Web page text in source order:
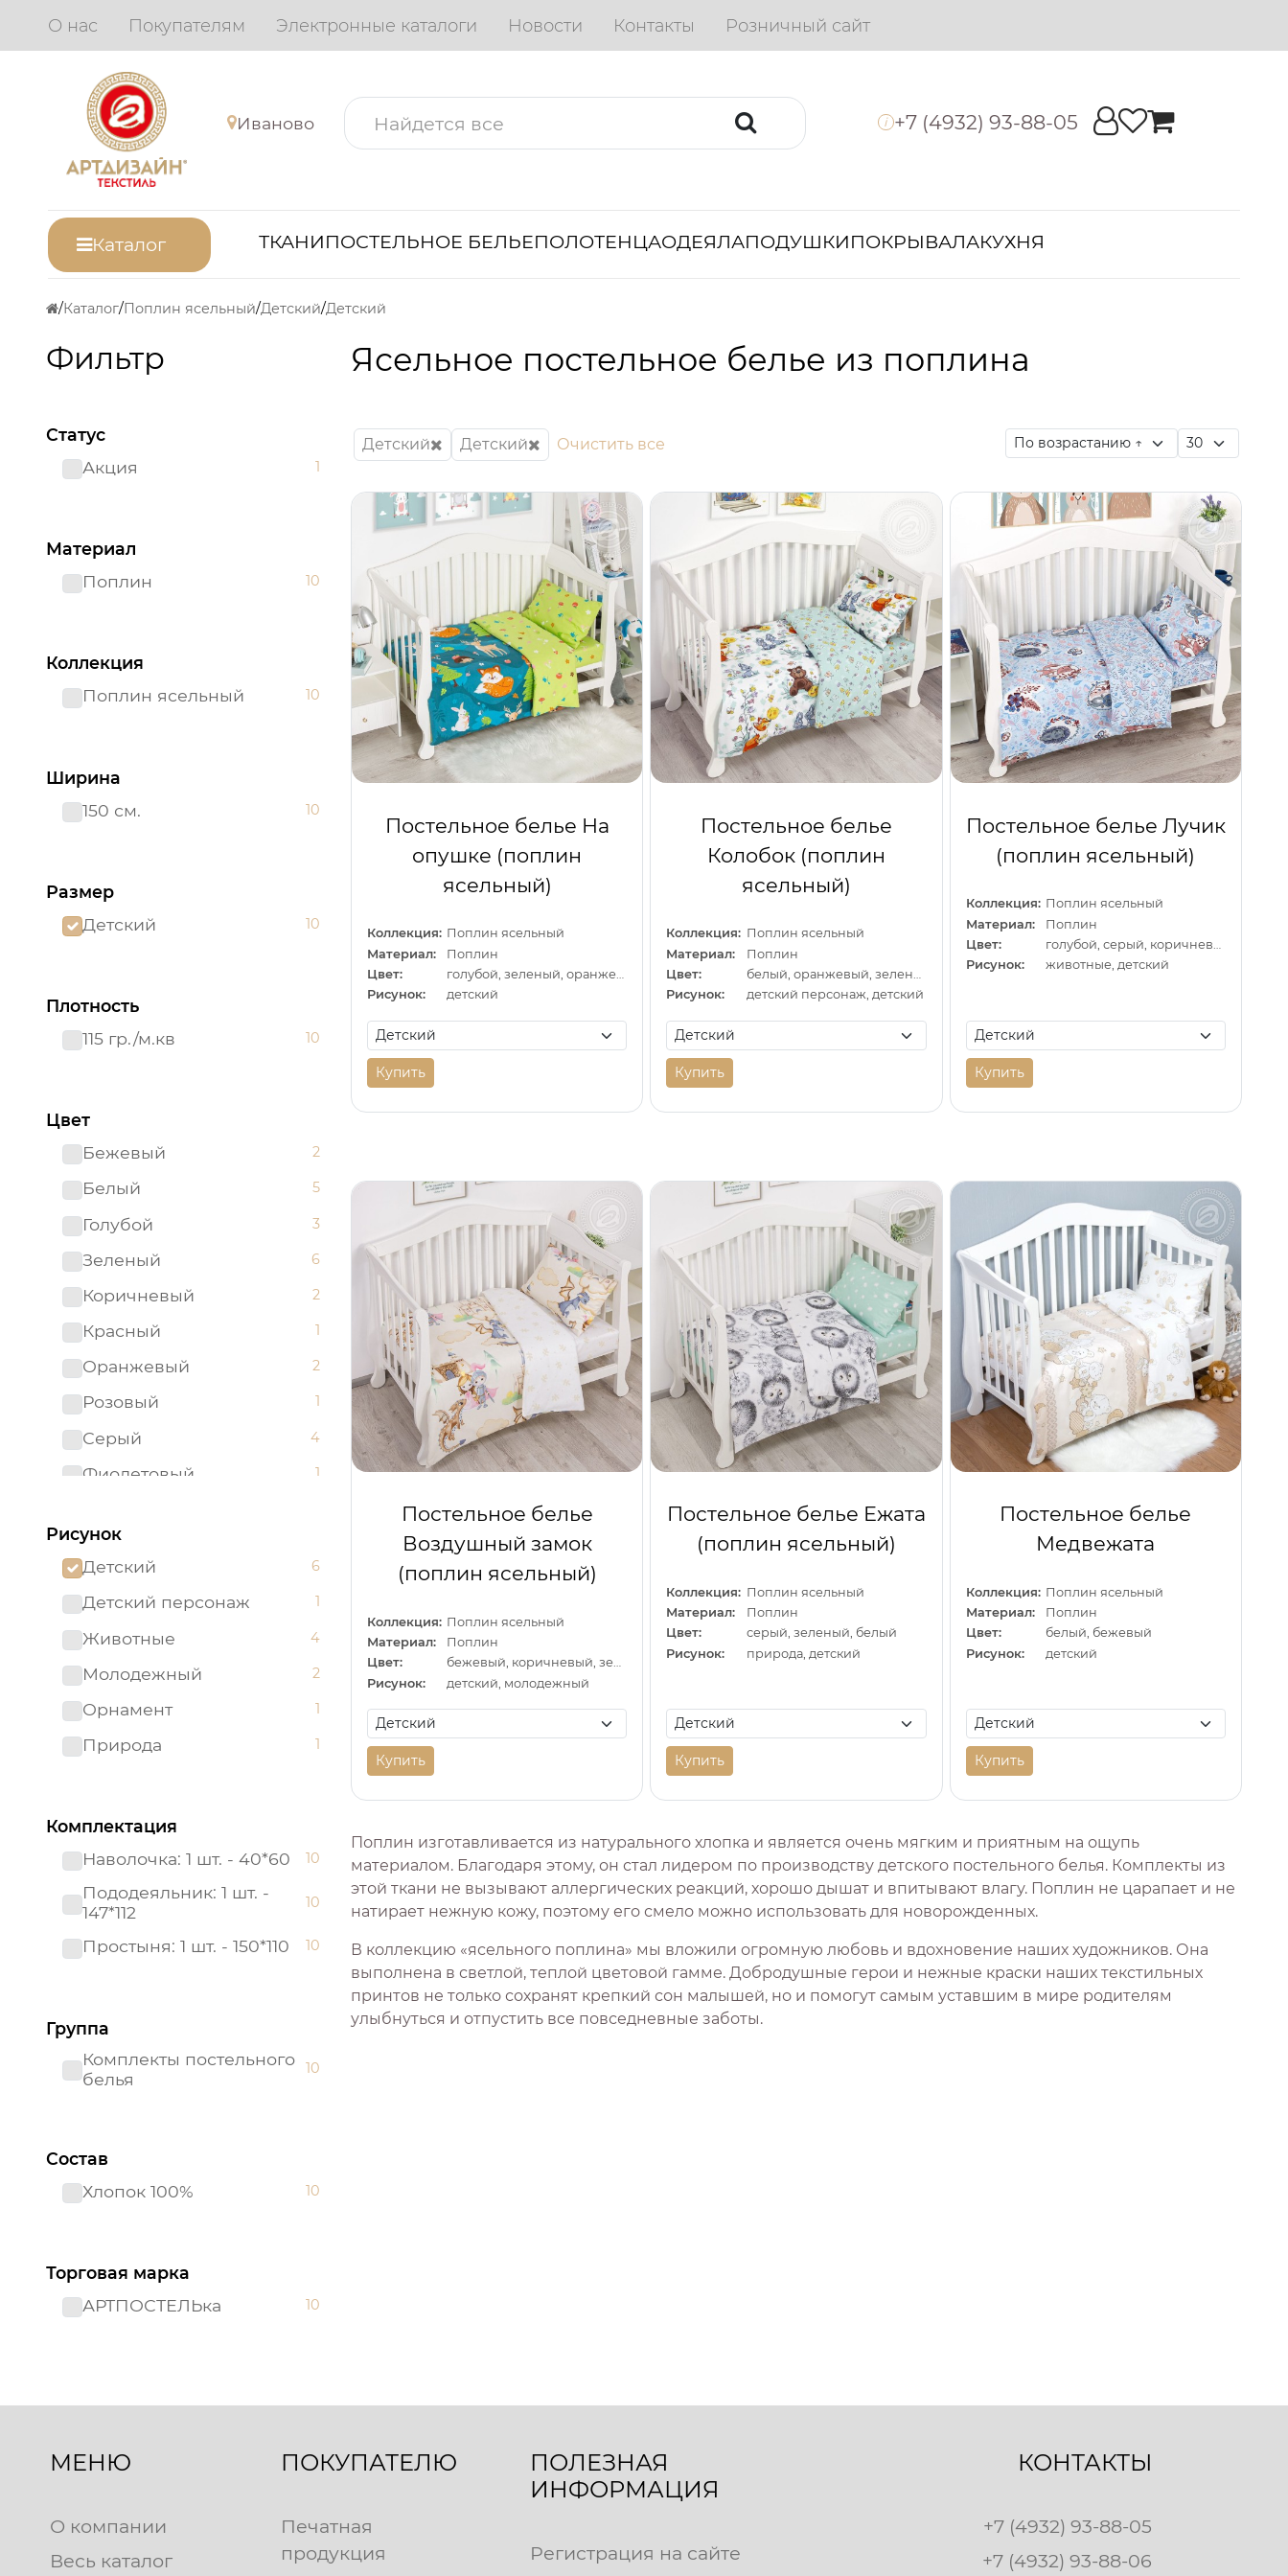
О нас Покупателям Электронные каталоги Новости Контакты Розничный сайт
Иваново i +7 (4932) 93-88-05
Каталог ТКАНИПОСТЕЛЬНОЕ БЕЛЬЕПОЛОТЕНЦАОДЕЯЛАПОДУШКИПОКРЫВАЛАКУХНЯ
Каталог Поплин ясельный Детский Детский
Фильтр
Статус
Акция
1
Материал
Поплин
10
Коллекция
Поплин ясельный
10
Ширина
150 см.
10
Размер
Детский
10
Плотность
115 гр./м.кв
10
Цвет
Бежевый
2
Белый 5
Голубой 3
Зеленый 6
Коричневый 2
Красный 1
Оранжевый 2
Розовый 1
Серый 4
Фиолетовый 1
Рисунок
Детский
6
Детский персонаж 1
Животные 4
Молодежный 2
Орнамент 1
Природа 1
Комплектация
Наволочка: 1 шт. - 40*60
10
Пододеяльник: 1 шт. -
147*112
10
Простыня: 1 шт. - 150*110 10
Группа
Комплекты постельного
белья
10
Состав
Хлопок 100%
10
Торговая марка
АРТПОСТЕЛЬка
10
Ясельное постельное белье из поплина
Детский Детский Очистить все
Постельное белье На
опушке (поплин
ясельный)
Коллекция: Поплин ясельный
Материал:
Поплин
Цвет:
Рисунок:
детский
Купить
Постельное белье
Колобок (поплин
ясельный)
Коллекция: Поплин ясельный
Материал:
Поплин
Цвет:
Рисунок:
детский персонаж, детский
Купить
Постельное белье Лучик
(поплин ясельный)
Коллекция: Поплин ясельный
Материал:
Поплин
Цвет:
Рисунок:
животные, детский
Купить
Постельное белье
Воздушный замок
(поплин ясельный)
Коллекция: Поплин ясельный
Материал:
Поплин
Цвет:
бежевый, коричневый, зеленый
Рисунок:
детский, молодежный
Купить
Постельное белье Ежата
(поплин ясельный)
Коллекция: Поплин ясельный
Материал:
Поплин
Цвет:
серый, зеленый, белый
Рисунок:
природа, детский
Купить
Постельное белье
Медвежата
Коллекция: Поплин ясельный
Материал:
Поплин
Цвет:
белый, бежевый
Рисунок:
детский
Купить
Поплин изготавливается из натурального хлопка и является очень мягким и приятным на ощупь
материалом. Благодаря этому, он стал лидером по производству детского постельного белья. Комплекты из
этой ткани не вызывают аллергических реакций, хорошо дышат и впитывают влагу. Поплин не царапает и не
натирает нежную кожу, поэтому его смело можно использовать для новорожденных.
В коллекцию «ясельного поплина» мы вложили огромную любовь и вдохновение наших художников. Она
выполнена в светлой, теплой цветовой гамме. Добродушные герои и нежные краски наших текстильных
принтов не только сохранят крепкий сон малышей, но и помогут самым уставшим в мире родителям
улыбнуться и отпустить все повседневные заботы.
МЕНЮ
О компании
Весь каталог
ПОКУПАТЕЛЮ
Печатная
продукция
ПОЛЕЗНАЯ
ИНФОРМАЦИЯ
Регистрация на сайте
КОНТАКТЫ
+7 (4932) 93-88-05
+7 (4932) 93-88-06